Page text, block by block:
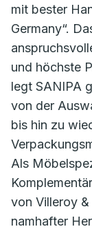
mit bester
Germany“.
und höchste
legt SANIPA
von der
bis hin zu
Als
von Villeroy
namhafter